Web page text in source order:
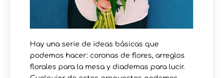
Hay una serie de ideas básicas que
podemos hacer: coronas de flores, arreglos
florales para la mesa y diademas para lucir.